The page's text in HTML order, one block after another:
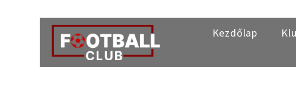
Kezdőlap